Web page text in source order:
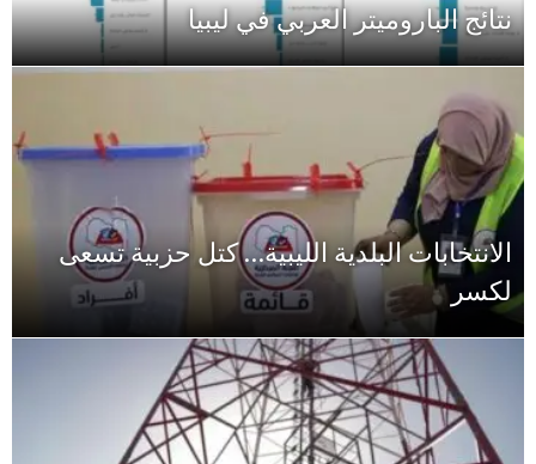
نتائج الباروميتر العربي في ليبيا
الانتخابات البلدية الليبية… كتل حزبية تسعى
لكسر